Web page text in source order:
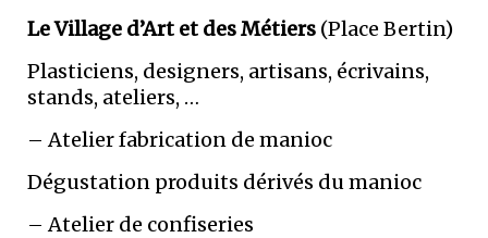
Le Village d’Art et des Métiers (Place Bertin)
Plasticiens, designers, artisans, écrivains,
stands, ateliers, …
– Atelier fabrication de manioc
Dégustation produits dérivés du manioc
– Atelier de confiseries